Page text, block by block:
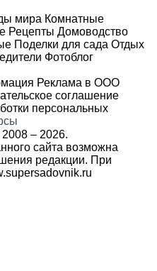
мира Комнатные
Рецепты Домоводство
Поделки для сада Отдых
Фотоблог
Реклама в ООО
соглашение
персональных
– 2026.
сайта возможна
редакции. При